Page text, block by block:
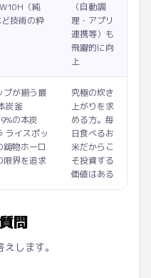
（純
技術の粋
（自動調
理・アプリ
連携等）も
飛躍的に向
上
プが揃う最
炭釜
の本炭
ライスポッ
鋳物ホーロ
限界を追求
究極の炊き
上がりを求
める方。毎
日食べるお
米だからこ
そ投資する
価値はある
問
します。